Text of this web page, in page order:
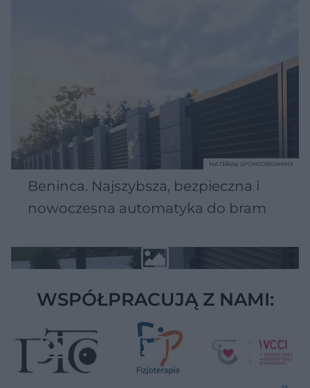
Beninca. Najszybsza, bezpieczna i
nowoczesna automatyka do bram
MATERIAŁ SPONSOROWANY
WSPÓŁPRACUJĄ Z NAMI: